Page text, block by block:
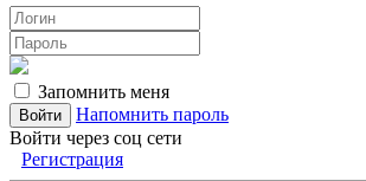
Запомнить меня
Напомнить пароль
Войти через соц сети
Регистрация